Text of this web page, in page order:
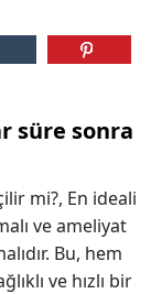
süre sonra
mi?, En ideali
ve ameliyat
Bu, hem
ve hızlı bir